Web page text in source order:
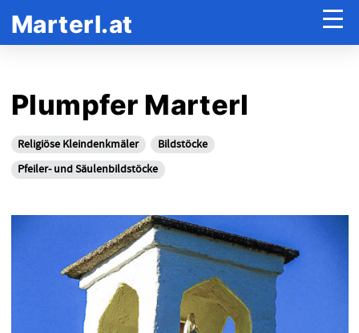
Marterl.at
Plumpfer Marterl
Religiöse Kleindenkmäler
Bildstöcke
Pfeiler- und Säulenbildstöcke